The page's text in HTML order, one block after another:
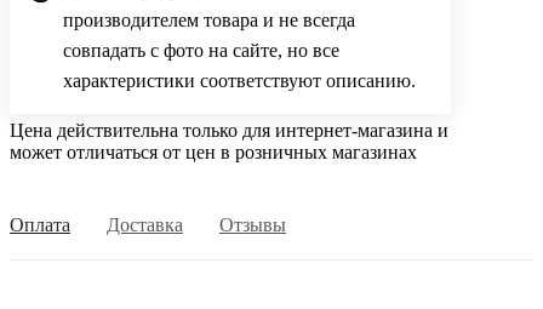
производителем товара и не всегда
совпадать с фото на сайте, но все
характеристики соответствуют описанию.
Цена действительна только для интернет-магазина и
может отличаться от цен в розничных магазинах
Оплата Доставка Отзывы